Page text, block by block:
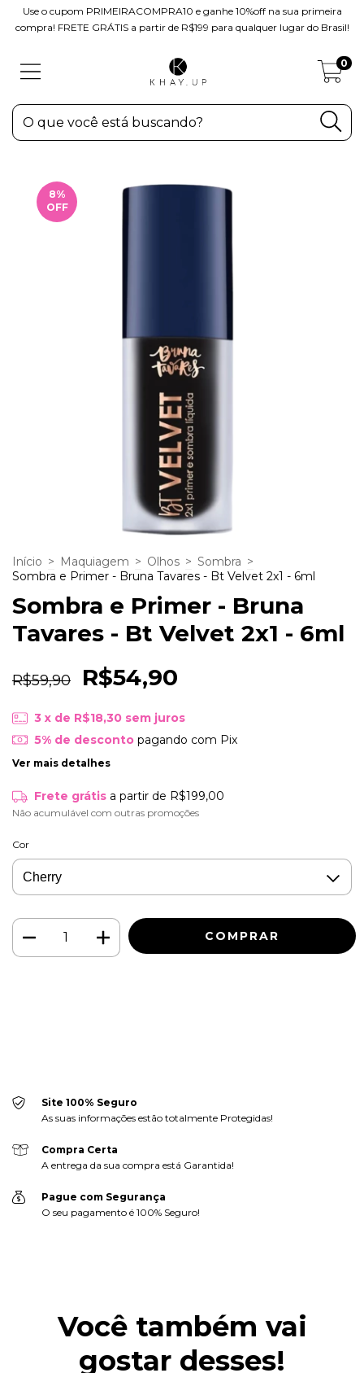
Use o cupom PRIMEIRACOMPRA10 e ganhe 10%off na sua primeira
compra! FRETE GRÁTIS a partir de R$199 para qualquer lugar do Brasil!
0
8%
OFF
Início > Maquiagem > Olhos > Sombra >
Sombra e Primer - Bruna Tavares - Bt Velvet 2x1 - 6ml
Sombra e Primer - Bruna
Tavares - Bt Velvet 2x1 - 6ml
R$59,90 R$54,90
3 x de R$18,30 sem juros
5% de descontopagando com Pix
Ver mais detalhes
Frete grátis a partir de R$199,00
Não acumulável com outras promoções
Cor
Site 100% Seguro
As suas informações estão totalmente Protegidas!
Compra Certa
A entrega da sua compra está Garantida!
Pague com Segurança
O seu pagamento é 100% Seguro!
Você também vai
gostar desses!